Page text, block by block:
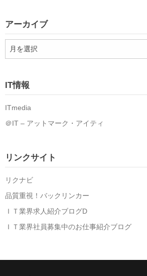
アーカイブ
ア
ー
ブIT情報
ITmedia
＠IT – アットマーク・アイティ
リンクサイト
リクナビ
品質重視！バックリンカー
ＩＴ業界求人紹介ブログD
ＩＴ業界社員募集中のお仕事紹介ブログ